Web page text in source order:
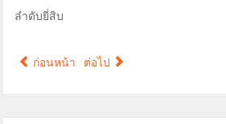
ลำดับยี่สิบ
ก่อนหน้า ต่อไป